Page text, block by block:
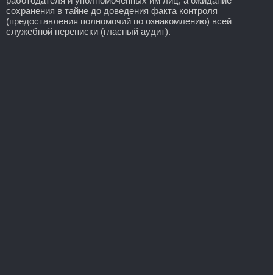
сохранения в тайне до доведения факта контроля
(предоставления полномочий по ознакомлению) всей
служебной переписки (гласный аудит).